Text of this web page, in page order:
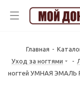
Главная -
Уход за ногтями
-
ногтей УМНАЯ ЭМАЛЬ